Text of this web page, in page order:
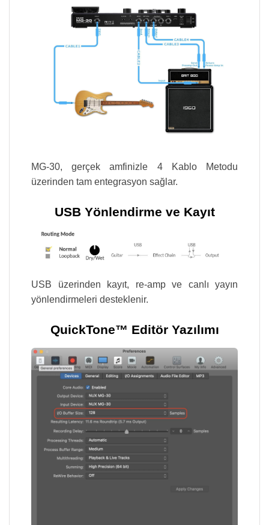
MG-30, gerçek amfinizle 4 Kablo Metodu
üzerinden tam entegrasyon sağlar.
USB Yönlendirme ve Kayıt
USB üzerinden kayıt, re-amp ve canlı yayın
yönlendirmeleri desteklenir.
QuickTone™ Editör Yazılımı